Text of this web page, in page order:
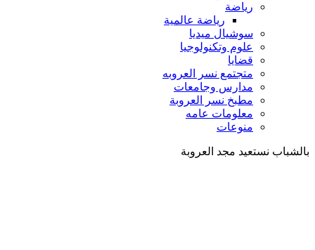
رياضة
رياضة عالمية
سوشيال ميديا
علوم وتكنولوجيا
قضايا
متجتمع نسر العروبه
مدارس وجامعات
مطبخ نسر العروبة
معلومات عامه
منوعات
بالشباب نستعيد مجد العروبة